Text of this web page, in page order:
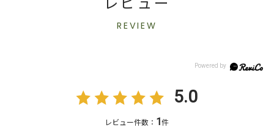
REVIEW
5.0
レビュー件数： 1件